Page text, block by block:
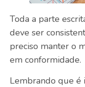
Toda a parte
deve ser
preciso manter o
em conformidade.
Lembrando que